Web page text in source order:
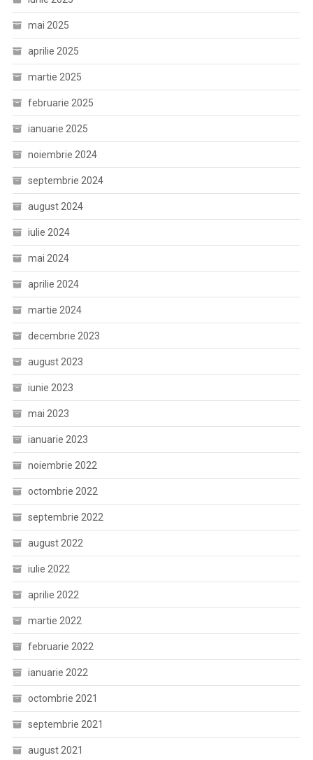
mai 2025
aprilie 2025
martie 2025
februarie 2025
ianuarie 2025
noiembrie 2024
septembrie 2024
august 2024
iulie 2024
mai 2024
aprilie 2024
martie 2024
decembrie 2023
august 2023
iunie 2023
mai 2023
ianuarie 2023
noiembrie 2022
octombrie 2022
septembrie 2022
august 2022
iulie 2022
aprilie 2022
martie 2022
februarie 2022
ianuarie 2022
octombrie 2021
septembrie 2021
august 2021